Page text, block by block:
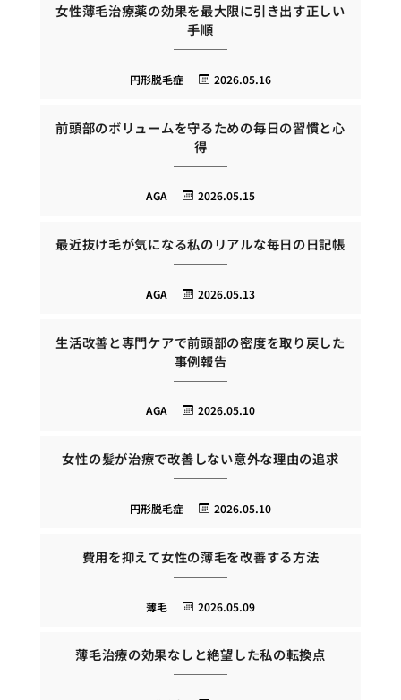
女性薄毛治療薬の効果を最大限に引き出す正しい
手順
2026.05.16
円形脱毛症
前頭部のボリュームを守るための毎日の習慣と心
得
2026.05.15
AGA
最近抜け毛が気になる私のリアルな毎日の日記帳
2026.05.13
AGA
生活改善と専門ケアで前頭部の密度を取り戻した
事例報告
2026.05.10
AGA
女性の髪が治療で改善しない意外な理由の追求
2026.05.10
円形脱毛症
費用を抑えて女性の薄毛を改善する方法
2026.05.09
薄毛
薄毛治療の効果なしと絶望した私の転換点